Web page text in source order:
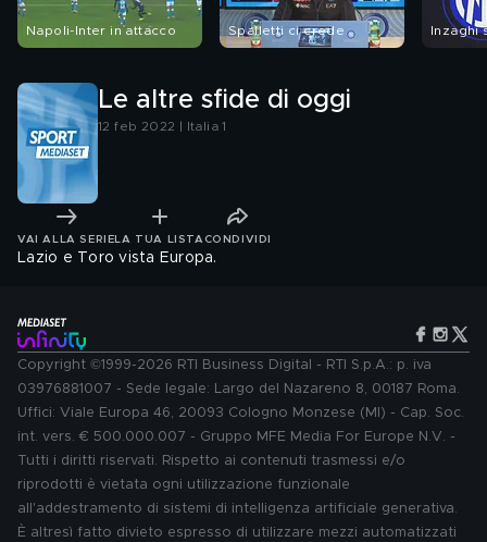
Napoli-Inter in attacco Spalletti ci crede Inzaghi
Le altre sfide di oggi
12 feb 2022 | Italia 1
VAI ALLA SERIE LA TUA LISTA CONDIVIDI
Lazio e Toro vista Europa.
Copyright ©1999-2026 RTI Business Digital - RTI S.p.A.: p. iva
03976881007 - Sede legale: Largo del Nazareno 8, 00187 Roma.
Uffici: Viale Europa 46, 20093 Cologno Monzese (MI) - Cap. Soc.
int. vers. € 500.000.007 - Gruppo MFE Media For Europe N.V. -
Tutti i diritti riservati. Rispetto ai contenuti trasmessi e/o
riprodotti è vietata ogni utilizzazione funzionale
all'addestramento di sistemi di intelligenza artificiale generativa.
È altresì fatto divieto espresso di utilizzare mezzi automatizzati